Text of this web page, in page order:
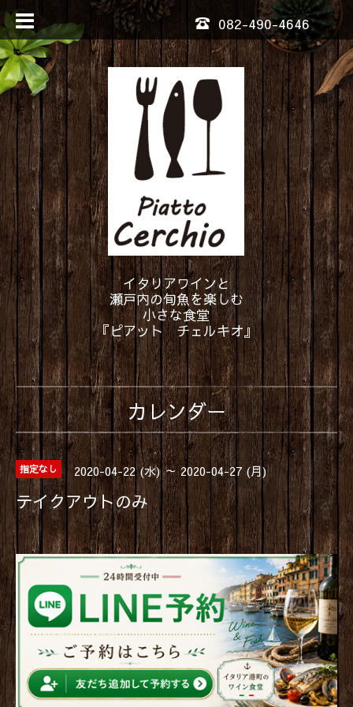
082-490-4646
イタリアワインと
瀬戸内の旬魚を楽しむ
小さな食堂
『ピアット チェルキオ』
カレンダー
指定なし 2020-04-22 (水) ～ 2020-04-27 (月)
テイクアウトのみ